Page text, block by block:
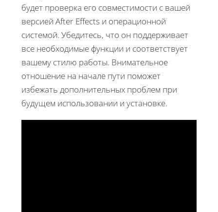
будет проверка его совместимости с вашей
версией After Effects и операционной
системой. Убедитесь, что он поддерживает
все необходимые функции и соответствует
вашему стилю работы. Внимательное
отношение на начале пути поможет
избежать дополнительных проблем при
будущем использовании и установке.